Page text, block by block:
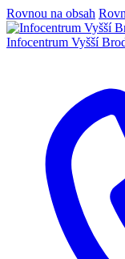
Rovnou na obsah
Infocentrum Vyšší